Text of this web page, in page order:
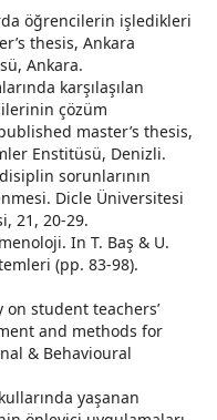
öğrencilerin işledikleri
thesis, Ankara
Ankara.
karşılaşılan
çözüm
master’s thesis,
Enstitüsü, Denizli.
sorunlarının
Dicle Üniversitesi
21, 20-29.
In T. Baş & U.
(pp. 83-98).
on student teachers’
and methods for
& Behavioural
yaşanan